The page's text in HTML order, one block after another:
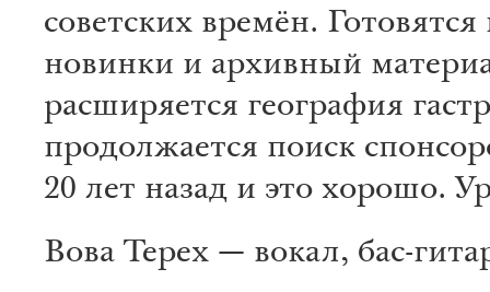
советских времён.
новинки и архивный
расширяется география
продолжается поиск
20 лет назад и это хорошо.
Вова Терех — вокал, бас-